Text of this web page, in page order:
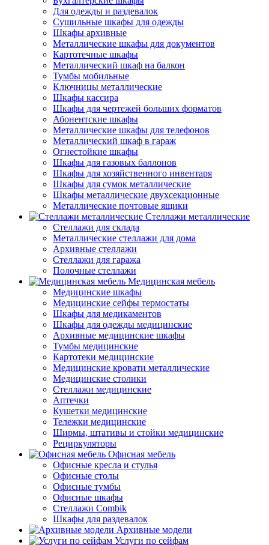
Для одежды и раздевалок
Сушильные шкафы для одежды
Шкафы архивные
Металлические шкафы для документов
Картотечные шкафы
Металлический шкаф на балкон
Тумбы мобильные
Ключницы металлические
Шкафы кассира
Шкафы для чертежей больших форматов
Абонентские шкафы
Металлические шкафы для телефонов
Металлический шкаф в гараж
Огнестойкие шкафы
Шкафы для газовых баллонов
Шкафы для хозяйственного инвентаря
Шкафы для сумок металлические
Шкафы металлические двухсекционные
Металлические почтовые ящики
Стеллажи металлические
Стеллажи для склада
Металлические стеллажи для дома
Архивные стеллажи
Стеллажи для гаража
Полочные стеллажи
Медицинская мебель
Медицинские шкафы
Медицинские сейфы термостаты
Шкафы для медикаментов
Шкафы для одежды медицинские
Архивные медицинские шкафы
Тумбы медицинские
Картотеки медицинские
Медицинские кровати металлические
Медицинские столики
Стеллажи медицинские
Аптечки
Кушетки медицинские
Тележки медицинские
Ширмы, штативы и стойки медицинские
Рециркуляторы
Офисная мебель
Офисные кресла и стулья
Офисные столы
Офисные тумбы
Офисные шкафы
Стеллажи Combik
Шкафы для раздевалок
Архивные модели
Услуги по сейфам